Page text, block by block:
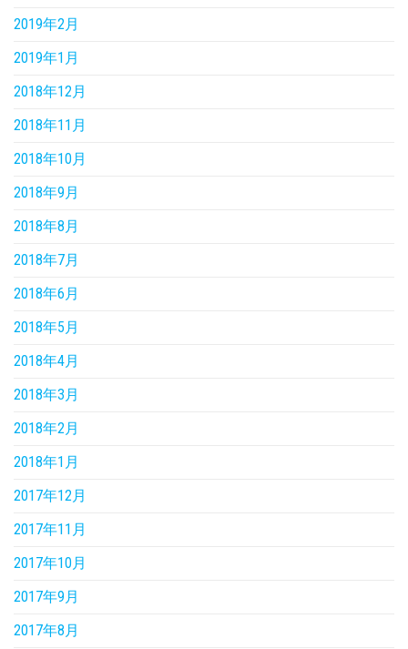
2019年2月
2019年1月
2018年12月
2018年11月
2018年10月
2018年9月
2018年8月
2018年7月
2018年6月
2018年5月
2018年4月
2018年3月
2018年2月
2018年1月
2017年12月
2017年11月
2017年10月
2017年9月
2017年8月